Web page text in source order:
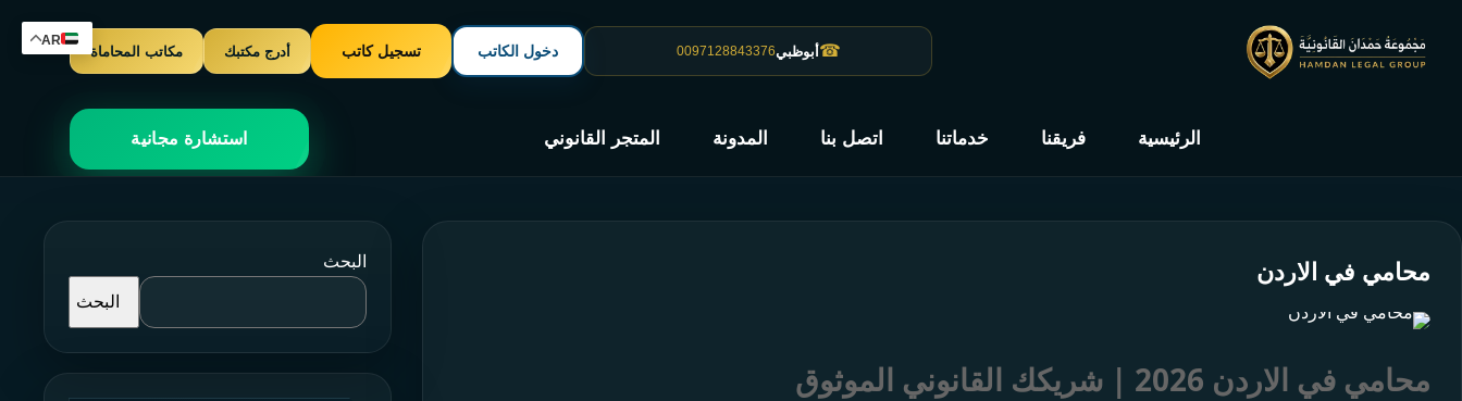
☎أبوظبي0097128843376
☎دبي0097142504200 دخول الكاتب تسجيل كاتب أدرج مكتبك مكاتب المحاماة
الرئيسية فريقنا خدماتنا اتصل بنا المدونة المتجر القانوني استشارة مجانية
محامي في الاردن
محامي في الاردن 2026 | شريكك القانوني الموثوق
البحث
البحث
AR